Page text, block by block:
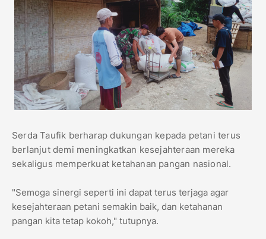
Serda Taufik berharap dukungan kepada petani terus
berlanjut demi meningkatkan kesejahteraan mereka
sekaligus memperkuat ketahanan pangan nasional.
"Semoga sinergi seperti ini dapat terus terjaga agar
kesejahteraan petani semakin baik, dan ketahanan
pangan kita tetap kokoh," tutupnya.